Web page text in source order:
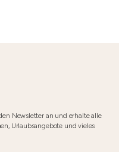
Newsletter an und erhalte alle
Urlaubsangebote und vieles